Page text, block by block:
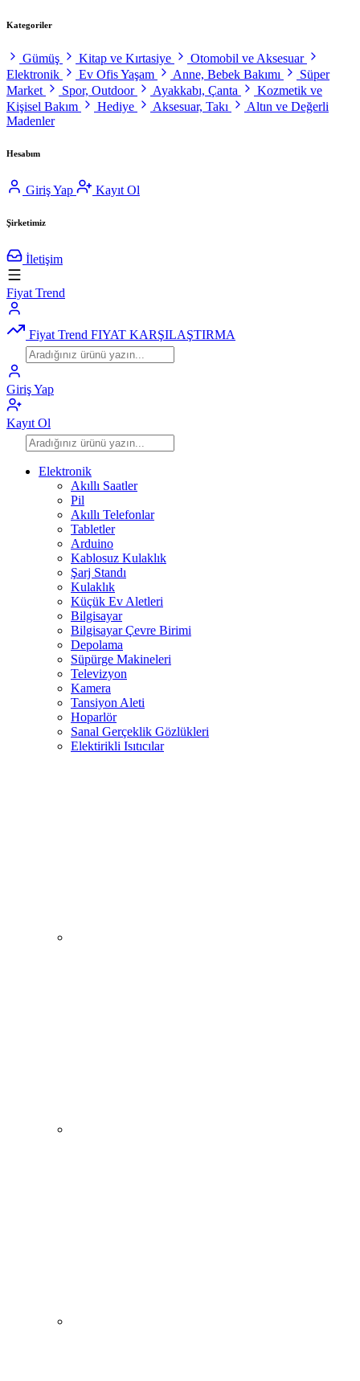
Kategoriler
Gümüş Kitap ve Kırtasiye
Otomobil ve Aksesuar
Elektronik
Ev Ofis Yaşam Anne, Bebek Bakımı
Süper
Market
Spor, Outdoor Ayakkabı, Çanta
Kozmetik ve
Kişisel Bakım
Hediye Aksesuar, Takı
Altın ve Değerli
Madenler
Hesabım
Giriş Yap Kayıt Ol
Şirketimiz
İletişim
Fiyat Trend
Fiyat Trend FIYAT KARŞILAŞTIRMA
Giriş Yap
Kayıt Ol
Elektronik
Akıllı Saatler
Pil
Akıllı Telefonlar
Tabletler
Arduino
Kablosuz Kulaklık
Şarj Standı
Kulaklık
Küçük Ev Aletleri
Bilgisayar
Bilgisayar Çevre Birimi
Depolama
Süpürge Makineleri
Televizyon
Kamera
Tansiyon Aleti
Hoparlör
Sanal Gerçeklik Gözlükleri
Elektirikli Isıtıcılar